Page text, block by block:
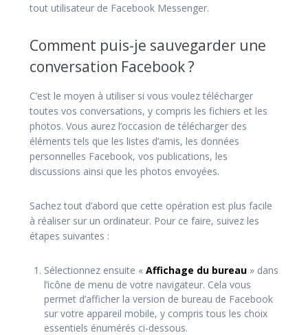
tout utilisateur de Facebook Messenger.
Comment puis-je sauvegarder une
conversation Facebook ?
C’est le moyen à utiliser si vous voulez télécharger
toutes vos conversations, y compris les fichiers et les
photos. Vous aurez l’occasion de télécharger des
éléments tels que les listes d’amis, les données
personnelles Facebook, vos publications, les
discussions ainsi que les photos envoyées.
Sachez tout d’abord que cette opération est plus facile
à réaliser sur un ordinateur. Pour ce faire, suivez les
étapes suivantes :
Sélectionnez ensuite « Affichage du bureau » dans
l’icône de menu de votre navigateur. Cela vous
permet d’afficher la version de bureau de Facebook
sur votre appareil mobile, y compris tous les choix
essentiels énumérés ci-dessous.